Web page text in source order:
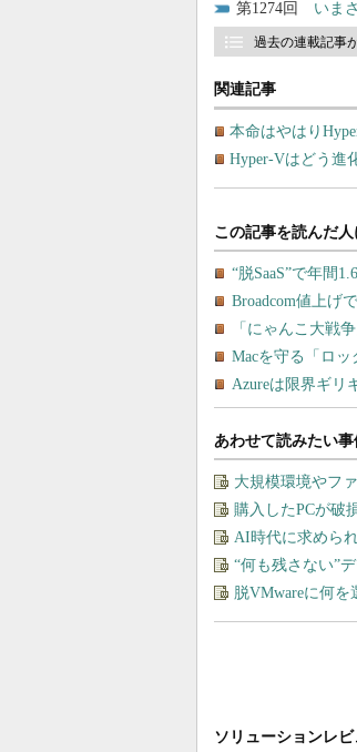
1274 いま
過去の連載記事
関連記事
本命はやはり
Hyper-Vはどう進
あわせて読みたい
大規模環境やフ
購入したPCが破
AI時代に求めら
“何も残さない”
脱VMwareに何